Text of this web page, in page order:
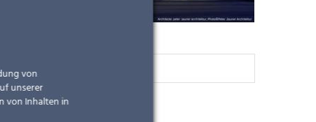
von
unserer
von Inhalten in